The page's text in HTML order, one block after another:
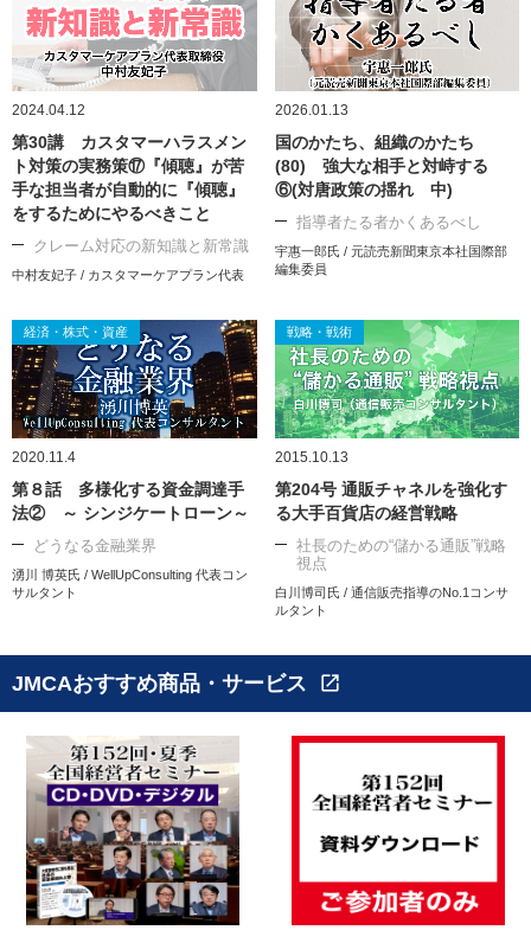
2024.04.12
第30講 カスタマーハラスメン
ト対策の実務策⑰『傾聴』が苦
手な担当者が自動的に『傾聴』
をするためにやるべきこと
クレーム対応の新知識と新常識
中村友妃子 / カスタマーケアプラン代表
2026.01.13
国のかたち、組織のかたち
(80) 強大な相手と対峙する
⑥(対唐政策の揺れ 中)
指導者たる者かくあるべし
宇惠一郎氏 / 元読売新聞東京本社国際部
編集委員
経済・株式・資産
2020.11.4
第８話 多様化する資金調達手
法② ～ シンジケートローン～
どうなる金融業界
湧川 博英氏 / WellUpConsulting 代表コン
サルタント
戦略・戦術
2015.10.13
第204号 通販チャネルを強化す
る大手百貨店の経営戦略
社長のための“儲かる通販”戦略
視点
白川博司氏 / 通信販売指導のNo.1コンサ
ルタント
JMCAおすすめ商品・サービス open_in_new